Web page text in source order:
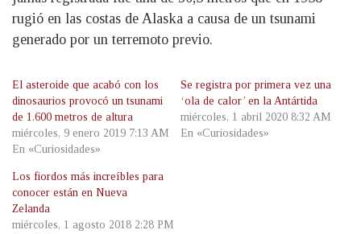
rugió en las costas de Alaska a causa de un tsunami
generado por un terremoto previo.
El asteroide que acabó con los
dinosaurios provocó un tsunami
de 1.600 metros de altura
miércoles, 9 enero 2019 7:13 AM
En «Curiosidades»
Se registra por primera vez una
‘ola de calor’ en la Antártida
miércoles, 1 abril 2020 8:32 AM
En «Curiosidades»
Los fiordos más increíbles para
conocer están en Nueva
Zelanda
miércoles, 1 agosto 2018 2:28 PM